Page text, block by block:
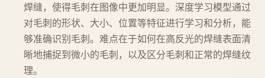
焊缝，使得毛刺在图像中更加明显。深度学习模型通过
对毛刺的形状、大小、位置等特征进行学习和分析，能
够准确识别毛刺。难点在于如何在高反光的焊缝表面清
晰地捕捉到微小的毛刺，以及区分毛刺和正常的焊缝纹
理。